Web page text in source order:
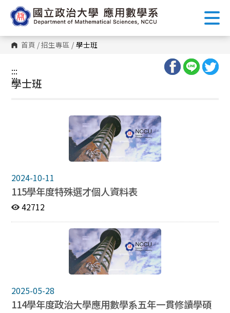
到
主
內
容 首頁 /招生專區 / 學士班
:::
:::
學士班
2024-10-11
115學年度特殊選才個人資料表
42712
2025-05-28
114學年度政治大學應用數學系五年一貫修讀學碩